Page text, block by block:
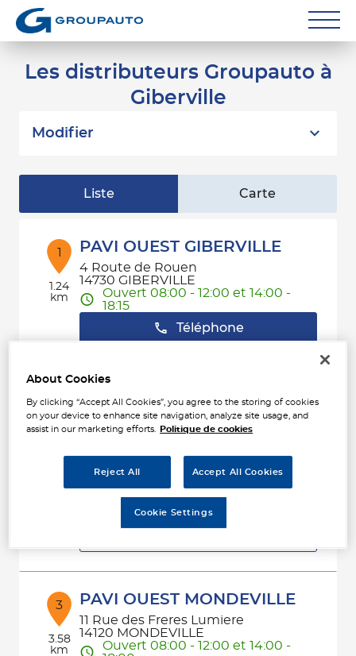
Carrossiers
Particuliers
Contact
Les distributeurs Groupauto à
Giberville
Modifier
Liste Carte
1
1.24
km
PAVI OUEST GIBERVILLE
4 Route de Rouen
14730 GIBERVILLE
Ouvert 08:00 - 12:00 et 14:00 -
18:15
Téléphone
2 SOFIRA MONDEVILLE
14120 MONDEVILLE
Ouvert 09:00 - 12:00 et 14:00 -
3
3.58
km
PAVI OUEST MONDEVILLE
11 Rue des Freres Lumiere
14120 MONDEVILLE
Ouvert 08:00 - 12:00 et 14:00 -
About Cookies
By clicking “Accept All Cookies”, you agree to the storing of cookies
on your device to enhance site navigation, analyze site usage, and
assist in our marketing efforts.
Politique de cookies
Reject All Accept All Cookies
Cookie Settings